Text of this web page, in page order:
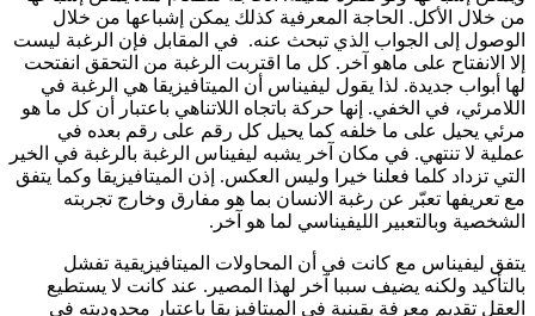
من خلال الأكل. الحاجة المعرفية كذلك يمكن إشباعها من خلال
الوصول إلى الجواب الذي تبحث عنه. في المقابل فإن الرغبة ليست
إلا الانفتاح على ماهو آخر. كل ما اقتربت الرغبة من التحقق انفتحت
لها أبواب جديدة. لذا يقول ليفيناس أن الميتافيزيقا هي الرغبة في
اللامرئي، في الخفي. إنها حركة باتجاه اللاتناهي باعتبار أن كل ما هو
مرئي يحيل على ما خلفه كما يحيل كل رقم على رقم بعده في
عملية لا تنتهي. في مكان آخر يشبه ليفيناس الرغبة بالرغبة في الخير
التي تزداد كلما فعلنا خيرا وليس العكس. إذن الميتافيزيقا وكما يتفق
مع تعريفها تعبّر عن رغبة الانسان بما هو مفارق وخارج تجربته
الشخصية وبالتعبير الليفيناسي لما هو آخر.
يتفق ليفيناس مع كانت في أن المحاولات الميتافيزيقية تفشل
بالتأكيد ولكنه يضيف سببا آخر لهذا المصير. عند كانت لا يستطيع
العقل تقديم معرفة يقينية في الميتافيزيقا باعتبار محدوديته في